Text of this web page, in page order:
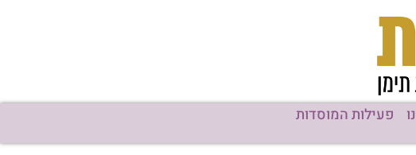
פעילות המוסדות